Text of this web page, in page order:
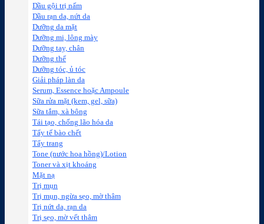
Dầu gội trị nấm
Dầu rạn da, nứt da
Dưỡng da mặt
Dưỡng mi, lông mày
Dưỡng tay, chân
Dưỡng thể
Dưỡng tóc, ủ tóc
Giải pháp làn da
Serum, Essence hoặc Ampoule
Sữa rửa mặt (kem, gel, sữa)
Sữa tắm, xà bông
Tái tạo, chống lão hóa da
Tẩy tế bào chết
Tẩy trang
Tone (nước hoa hồng)/Lotion
Toner và xịt khoáng
Mặt nạ
Trị mụn
Trị mụn, ngừa sẹo, mờ thâm
Trị nứt da, rạn da
Trị sẹo, mờ vết thâm